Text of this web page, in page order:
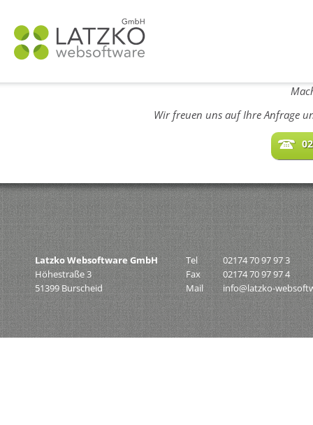
Wir freuen uns auf Ihre Anfrage
Latzko Websoftware GmbH
Höhestraße 3
51399 Burscheid
Tel
02174 70 97 97 3
Fax
02174 70 97 97 4
Mail
info@latzko-